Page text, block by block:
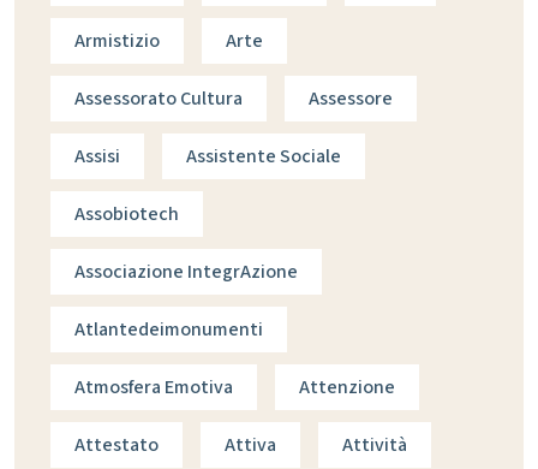
Armistizio Arte
Assessorato Cultura Assessore
Assisi Assistente Sociale
Assobiotech
Associazione IntegrAzione
Atlantedeimonumenti
Atmosfera Emotiva Attenzione
Attestato Attiva Attività